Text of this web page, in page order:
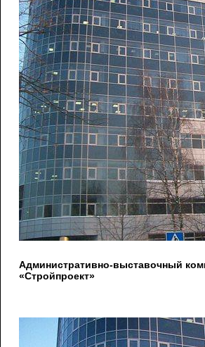
Административно-выставочный
«Стройпроект»